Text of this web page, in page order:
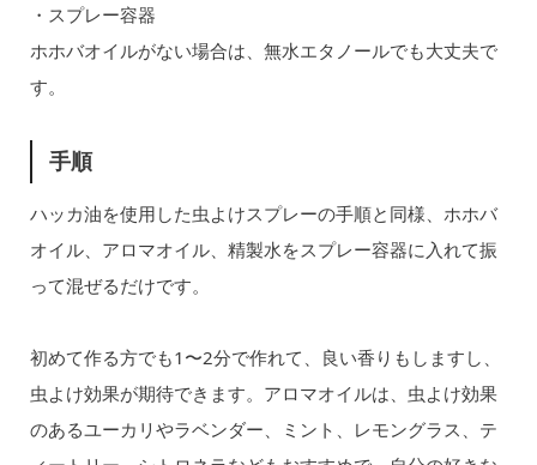
・スプレー容器
ホホバオイルがない場合は、無水エタノールでも大丈夫で
す。
手順
ハッカ油を使用した虫よけスプレーの手順と同様、ホホバ
オイル、アロマオイル、精製水をスプレー容器に入れて振
って混ぜるだけです。
初めて作る方でも1〜2分で作れて、良い香りもしますし、
虫よけ効果が期待できます。アロマオイルは、虫よけ効果
のあるユーカリやラベンダー、ミント、レモングラス、テ